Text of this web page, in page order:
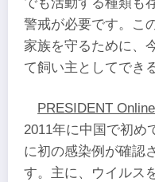
警戒が必要です。こ
家族を守るために、
て飼い主としてでき
PRESIDENT
2011年に中国で初め
に初の感染例が確認
す。主に、ウイルス